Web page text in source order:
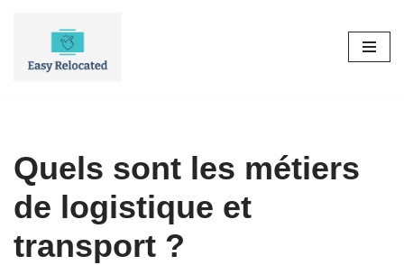
Quels sont les métiers
de logistique et
transport ?